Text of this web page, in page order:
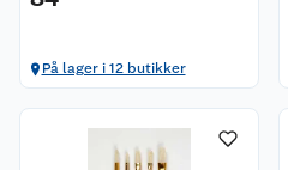
På lager i 12 butikker